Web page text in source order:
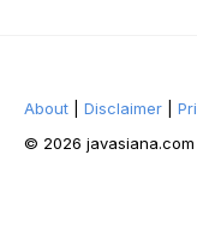
About Disclaimer
© 2026 javasiana.com